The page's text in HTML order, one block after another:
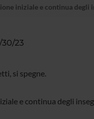
iniziale e continua degli
23
si spegne.
e continua degli